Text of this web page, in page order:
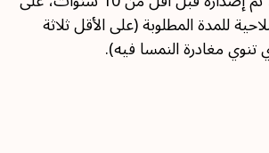
للمدة المطلوبة (على الأقل ثلاثة
تنوي مغادرة النمسا فيه).